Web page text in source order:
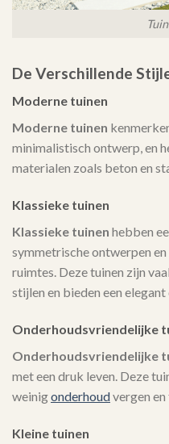
De Verschillende
Moderne tuinen
Moderne tuinen
minimalistisch ontwerp, en
materialen zoals beton en
Klassieke tuinen
Klassieke tuinen hebben
symmetrische ontwerpen
ruimtes. Deze tuinen zijn
stijlen en bieden een
Onderhoudsvriendelijke
Onderhoudsvriendelijke
met een druk leven. Deze
weinigonderhoudvergen
Kleine tuinen